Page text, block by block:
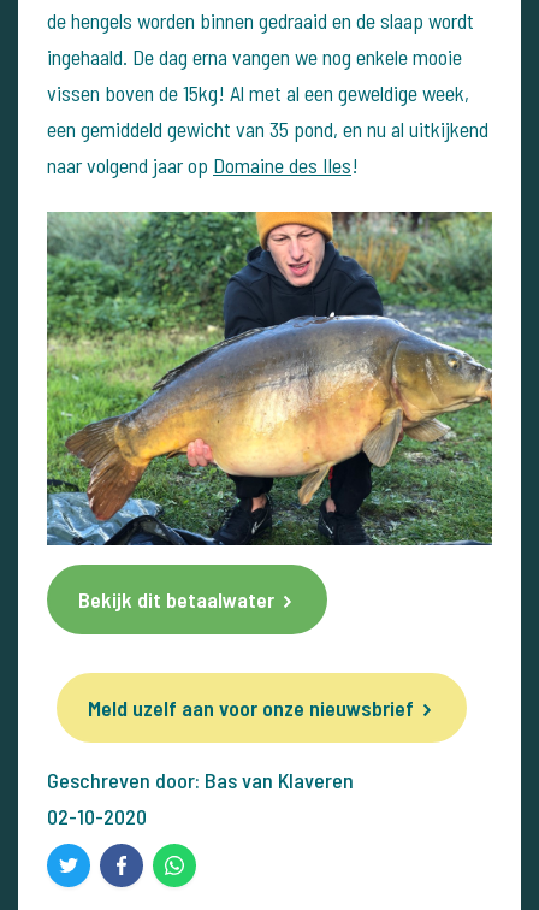
de hengels worden binnen gedraaid en de slaap wordt
ingehaald. De dag erna vangen we nog enkele mooie
vissen boven de 15kg! Al met al een geweldige week,
een gemiddeld gewicht van 35 pond, en nu al uitkijkend
naar volgend jaar op Domaine des Iles!
Bekijk dit betaalwater
Meld uzelf aan voor onze nieuwsbrief
Geschreven door: Bas van Klaveren
02-10-2020